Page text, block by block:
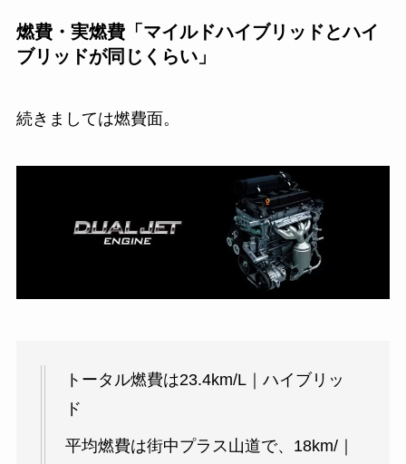
燃費・実燃費「マイルドハイブリッドとハイ
ブリッドが同じくらい」
続きましては燃費面。
トータル燃費は23.4km/L｜ハイブリッ
ド
平均燃費は街中プラス山道で、18km/｜